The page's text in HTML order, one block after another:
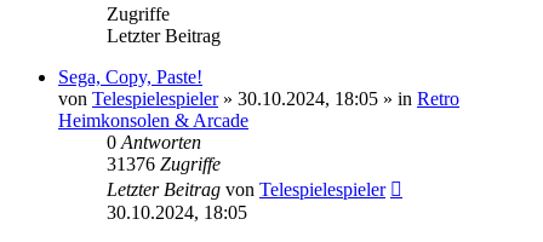
Zugriffe
Letzter Beitrag
Sega, Copy, Paste!
von Telespielespieler» 30.10.2024, 18:05 » in Retro
Heimkonsolen & Arcade
0Antworten
31376 Zugriffe
Letzter Beitrag von Telespielespieler
30.10.2024, 18:05